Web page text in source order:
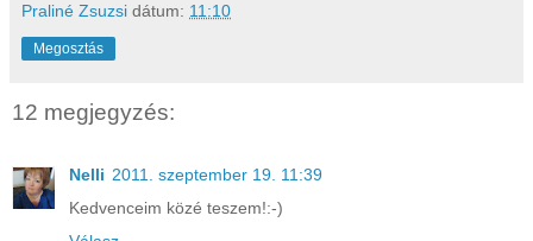
Praliné Zsuzsi dátum: 11:10
Megosztás
12 megjegyzés:
Nelli 2011. szeptember 19. 11:39
Kedvenceim közé teszem!:-)